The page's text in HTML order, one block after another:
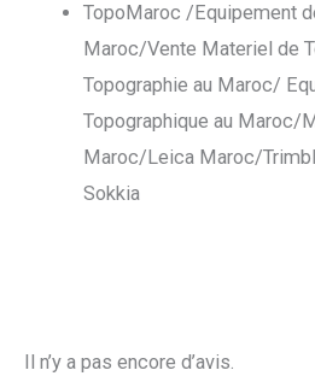
TopoMaroc /Equipement
Maroc/Vente Materiel de
Topographie au Maroc/
Topographique au Maroc/
Maroc/Leica Maroc/
Sokkia
Il n’y a pas encore d’avis.